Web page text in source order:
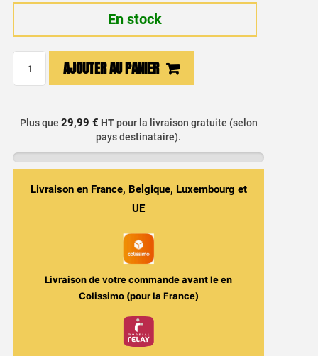
En stock
la
Menthe
AJOUTER AU PANIER
Plus que 29,99 € HTpour la livraison gratuite (selon
pays destinataire).
Livraison en France, Belgique, Luxembourg et
UE
Livraison de votre commande avant leen
Colissimo (pour la France)